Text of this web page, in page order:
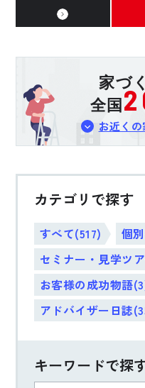
家づ
全国
お近く
カテゴリで探す
すべて(517)
個
セミナー・見学ツ
お客様の成功物語
アドバイザー日誌
キーワードで探